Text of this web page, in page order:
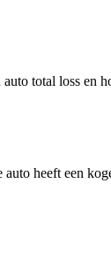
total loss en
heeft een